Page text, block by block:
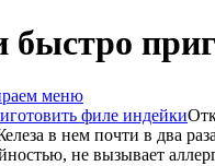
быстро
меню
в нем почти в два
не вызывает